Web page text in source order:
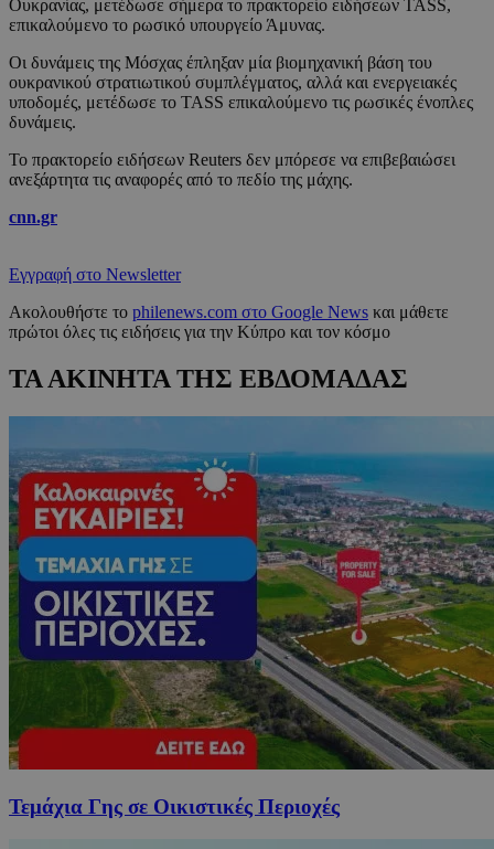
Ουκρανίας, μετέδωσε σήμερα το πρακτορείο ειδήσεων TASS,
επικαλούμενο το ρωσικό υπουργείο Άμυνας.
Οι δυνάμεις της Μόσχας έπληξαν μία βιομηχανική βάση του
ουκρανικού στρατιωτικού συμπλέγματος, αλλά και ενεργειακές
υποδομές, μετέδωσε το TASS επικαλούμενο τις ρωσικές ένοπλες
δυνάμεις.
Το πρακτορείο ειδήσεων Reuters δεν μπόρεσε να επιβεβαιώσει
ανεξάρτητα τις αναφορές από το πεδίο της μάχης.
cnn.gr
Εγγραφή στο Newsletter
Ακολουθήστε το philenews.com στο Google News και μάθετε
πρώτοι όλες τις ειδήσεις για την Κύπρο και τον κόσμο
ΤΑ ΑΚΙΝΗΤΑ ΤΗΣ ΕΒΔΟΜΑΔΑΣ
Τεμάχια Γης σε Οικιστικές Περιοχές